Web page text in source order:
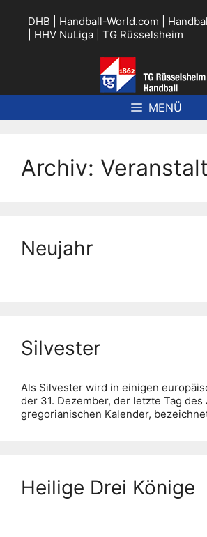
springen
DHB Handball-World.com
HHV NuLiga TG Rüsselsheim
MENÜ
Archiv:
Neujahr
Silvester
Als Silvester wird in einigen
der 31. Dezember, der letzte Tag des
gregorianischen Kalender,
Heilige Drei Könige